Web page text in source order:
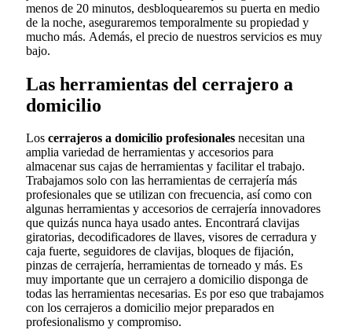
menos de 20 minutos, desbloquearemos su puerta en medio
de la noche, aseguraremos temporalmente su propiedad y
mucho más. Además, el precio de nuestros servicios es muy
bajo.
Las herramientas del cerrajero a
domicilio
Los cerrajeros a domicilio profesionales necesitan una
amplia variedad de herramientas y accesorios para
almacenar sus cajas de herramientas y facilitar el trabajo.
Trabajamos solo con las herramientas de cerrajería más
profesionales que se utilizan con frecuencia, así como con
algunas herramientas y accesorios de cerrajería innovadores
que quizás nunca haya usado antes. Encontrará clavijas
giratorias, decodificadores de llaves, visores de cerradura y
caja fuerte, seguidores de clavijas, bloques de fijación,
pinzas de cerrajería, herramientas de torneado y más. Es
muy importante que un cerrajero a domicilio disponga de
todas las herramientas necesarias. Es por eso que trabajamos
con los cerrajeros a domicilio mejor preparados en
profesionalismo y compromiso.